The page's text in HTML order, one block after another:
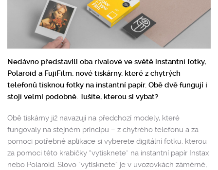
Nedávno představili oba rivalové ve světě instantní fotky,
Polaroid a FujiFilm, nové tiskárny, které z chytrých
telefonů tisknou fotky na instantní papír. Obě dvě fungují i
stojí velmi podobně. Tušíte, kterou si vybat?
Obě tiskárny již navazují na předchozí modely, které
fungovaly na stejném principu – z chytrého telefonu a za
pomoci potřebné aplikace si vyberete digitální fotku, kterou
za pomoci této krabičky “vytisknete” na instantní papír Instax
nebo Polaroid. Slovo “vytisknete” je v uvozovkách záměrně,